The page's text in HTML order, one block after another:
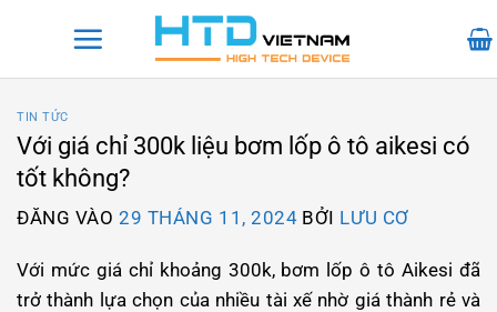
TIN TỨC
Với giá chỉ 300k liệu bơm lốp ô tô aikesi có
tốt không?
ĐĂNG VÀO29 THÁNG 11, 2024 BỞI LƯU CƠ
Với mức giá chỉ khoảng 300k, bơm lốp ô tô Aikesi đã
trở thành lựa chọn của nhiều tài xế nhờ giá thành rẻ và